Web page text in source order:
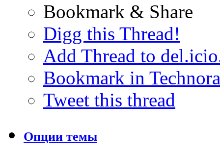
Bookmark & Share
Digg this Thread!
Add Thread to
Bookmark in
Tweet this thread
Опции темы